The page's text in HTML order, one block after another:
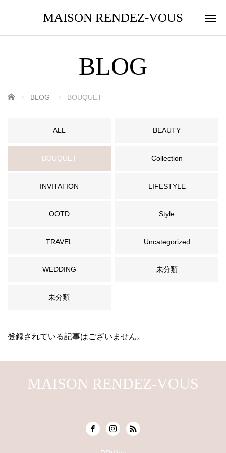
MAISON RENDEZ-VOUS
BLOG
ホーム BLOG BOUQUET
ALL BEAUTY
BOUQUET Collection
INVITATION LIFESTYLE
OOTD Style
TRAVEL Uncategorized
WEDDING 未分類
未分類
登録されている記事はございません。
MAISON RENDEZ-VOUS